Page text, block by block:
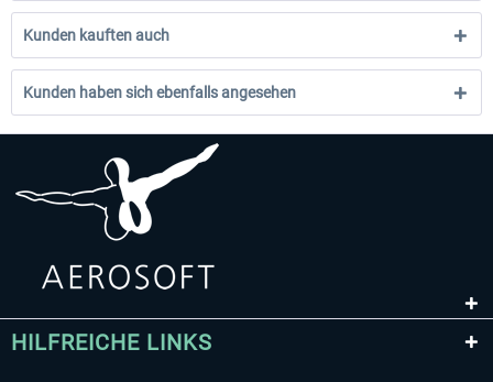
Kunden kauften auch
Kunden haben sich ebenfalls angesehen
HILFREICHE LINKS